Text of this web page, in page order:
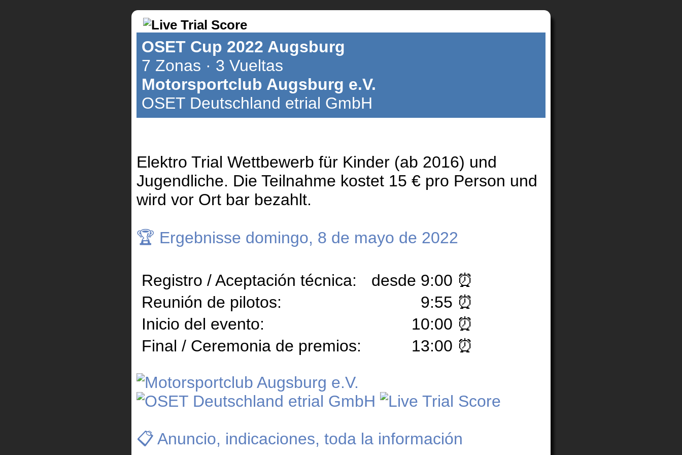
OSET Cup 2022 Augsburg
7 Zonas · 3 Vueltas
Motorsportclub Augsburg e.V.
OSET Deutschland etrial GmbH
Elektro Trial Wettbewerb für Kinder (ab 2016) und
Jugendliche. Die Teilnahme kostet 15 € pro Person und
wird vor Ort bar bezahlt.
🏆 Ergebnisse domingo, 8 de mayo de 2022
Registro / Aceptación técnica:
desde 9:00 ⏰
Reunión de pilotos:
9:55 ⏰
Inicio del evento:
10:00 ⏰
Final / Ceremonia de premios:
13:00 ⏰
📋 Anuncio, indicaciones, toda la información